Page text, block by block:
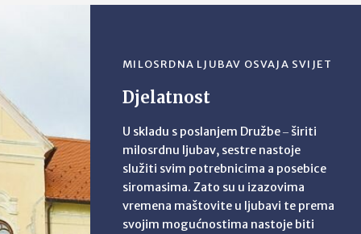
MILOSRDNA LJUBAV OSVAJA SVIJET
Djelatnost
U skladu s poslanjem Družbe ‒ širiti
milosrdnu ljubav, sestre nastoje
služiti svim potrebnicima a posebice
siromasima. Zato su u izazovima
vremena maštovite u ljubavi te prema
svojim mogućnostima nastoje biti